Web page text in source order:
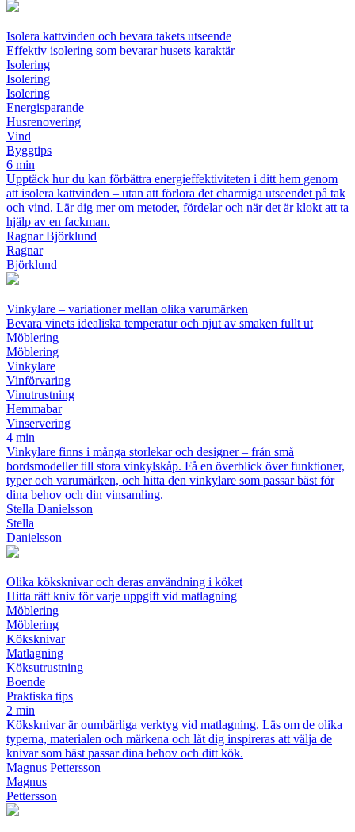
Isolera kattvinden och bevara takets utseende
Effektiv isolering som bevarar husets karaktär
Isolering
Isolering
Isolering
Energisparande
Husrenovering
Vind
Byggtips
6 min
Upptäck hur du kan förbättra energieffektiviteten i ditt hem genom
att isolera kattvinden – utan att förlora det charmiga utseendet på tak
och vind. Lär dig mer om metoder, fördelar och när det är klokt att ta
hjälp av en fackman.
Ragnar Björklund
Ragnar
Björklund
Vinkylare – variationer mellan olika varumärken
Bevara vinets idealiska temperatur och njut av smaken fullt ut
Möblering
Möblering
Vinkylare
Vinförvaring
Vinutrustning
Hemmabar
Vinservering
4 min
Vinkylare finns i många storlekar och designer – från små
bordsmodeller till stora vinkylskåp. Få en överblick över funktioner,
typer och varumärken, och hitta den vinkylare som passar bäst för
dina behov och din vinsamling.
Stella Danielsson
Stella
Danielsson
Olika köksknivar och deras användning i köket
Hitta rätt kniv för varje uppgift vid matlagning
Möblering
Möblering
Köksknivar
Matlagning
Köksutrustning
Boende
Praktiska tips
2 min
Köksknivar är oumbärliga verktyg vid matlagning. Läs om de olika
typerna, materialen och märkena och låt dig inspireras att välja de
knivar som bäst passar dina behov och ditt kök.
Magnus Pettersson
Magnus
Pettersson